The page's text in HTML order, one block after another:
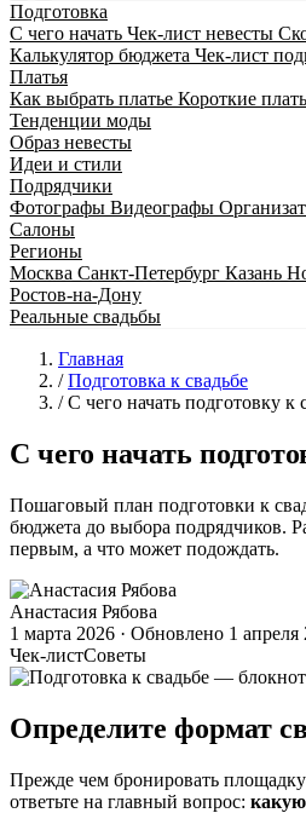
Подготовка
С чего начать Чек-лист невесты
Калькулятор бюджета Чек-лист
Платья
Как выбрать платье Короткие
Тенденции моды
Образ невесты
Идеи и стили
Подрядчики
Фотографы Видеографы
Салоны
Регионы
Москва Санкт-Петербург Казань
Ростов-на-Дону
Реальные свадьбы
Главная
/ Подготовка к свадьбе
/ С чего начать подготовку к
С чего начать
Пошаговый план подготовки к
бюджета до выбора подрядчиков.
первым, а что может подождать.
Анастасия Рябова
1 марта 2026 · Обновлено 1 апреля
Чек-листСоветы
Определите формат
Прежде чем бронировать
ответьте на главный вопрос: какую